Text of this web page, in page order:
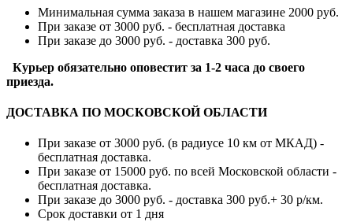
Минимальная сумма заказа в нашем магазине 2000 руб.
При заказе от 3000 руб. - бесплатная доставка
При заказе до 3000 руб. - доставка 300 руб.
Курьер обязательно оповестит за 1-2 часа до своего
приезда.
ДОСТАВКА ПО МОСКОВСКОЙ ОБЛАСТИ
При заказе от 3000 руб. (в радиусе 10 км от МКАД) -
бесплатная доставка.
При заказе от 15000 руб. по всей Московской области -
бесплатная доставка.
При заказе до 3000 руб. - доставка 300 руб.+ 30 р/км.
Срок доставки от 1 дня